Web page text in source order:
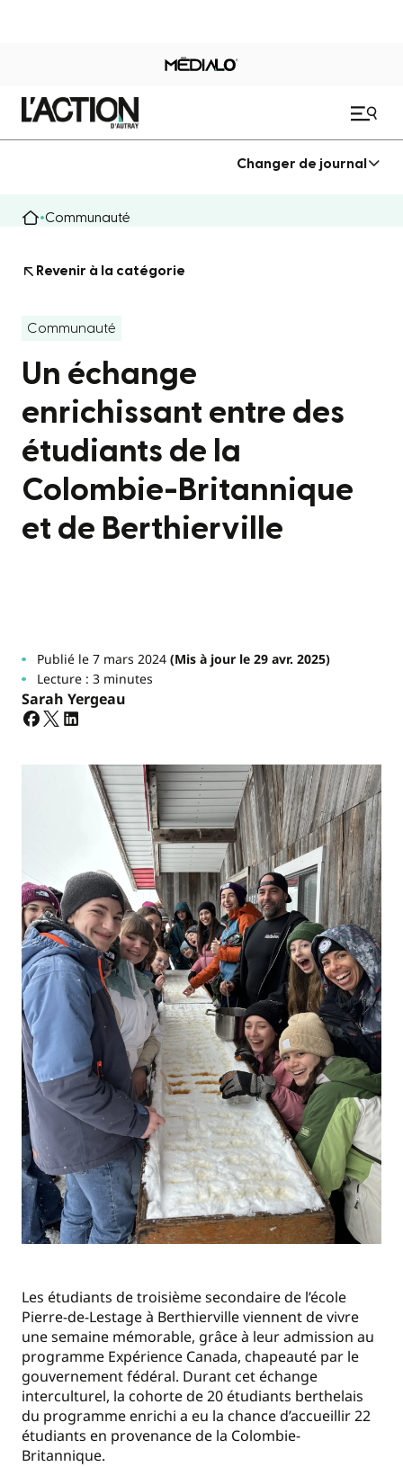
Changer de journal
Communauté
Revenir à la catégorie
Communauté
Un échange
enrichissant entre des
étudiants de la
Colombie-Britannique
et de Berthierville
Publié le 7 mars 2024(Mis à jour le 29 avr. 2025)
Lecture : 3 minutes
Sarah Yergeau
Les étudiants de troisième secondaire de l’école
Pierre-de-Lestage à Berthierville viennent de vivre
une semaine mémorable, grâce à leur admission au
programme Expérience Canada, chapeauté par le
gouvernement fédéral. Durant cet échange
interculturel, la cohorte de 20 étudiants berthelais
du programme enrichi a eu la chance d’accueillir 22
étudiants en provenance de la Colombie-
Britannique.